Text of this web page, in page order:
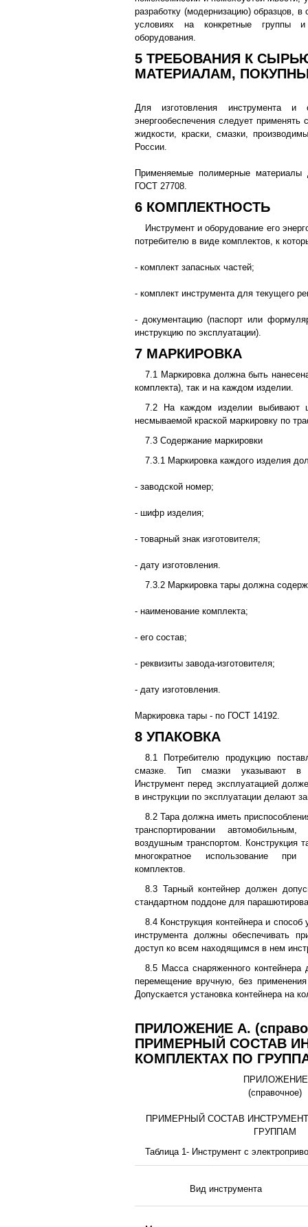
разработку (модернизацию) образцов, в
условиях на конкретные группы
оборудования.
5 ТРЕБОВАНИЯ К
МАТЕРИАЛАМ,
Для изготовления инструмента и
энергообеспечения следует применять
жидкости, краски, смазки,
России.
Применяемые полимерные материалы
ГОСТ 27708.
6 КОМПЛЕКТНОСТЬ
Инструмент и оборудование его
потребителю в виде комплектов, к
- комплект запасных частей;
- комплект инструмента для текущего
- документацию (паспорт или
инструкцию по эксплуатации).
7 МАРКИРОВКА
7.1 Маркировка должна быть
комплекта), так и на каждом изделии.
7.2 На каждом изделии выбивают
несмываемой краской маркировку по
7.3 Содержание маркировки
7.3.1 Маркировка каждого изделия
- заводской номер;
- шифр изделия;
- товарный знак изготовителя;
- дату изготовления.
7.3.2 Маркировка тары должна
- наименование комплекта;
- его состав;
- реквизиты завода-изготовителя;
- дату изготовления.
Маркировка тары - по ГОСТ 14192.
8 УПАКОВКА
8.1 Потребителю продукцию
смазке. Тип смазки указывают в
Инструмент перед эксплуатацией
в инструкции по эксплуатации делают
8.2 Тара должна иметь
транспортировании
воздушным транспортом. Конструкция
многократное использование при
комплектов.
8.3 Тарный контейнер должен
стандартном поддоне для
8.4 Конструкция контейнера и способ
инструмента должны обеспечивать
доступ ко всем находящимся в нем
8.5 Масса снаряженного контейнера
перемещение вручную, без
Допускается установка контейнера на
ПРИЛОЖЕНИЕ А.
ПРИМЕРНЫЙ СОСТАВ
КОМПЛЕКТАХ ПО
(справочное)
ПРИМЕРНЫЙ СОСТАВ
ГРУППАМ
Таблица 1- Инструмент с
Вид инструмента